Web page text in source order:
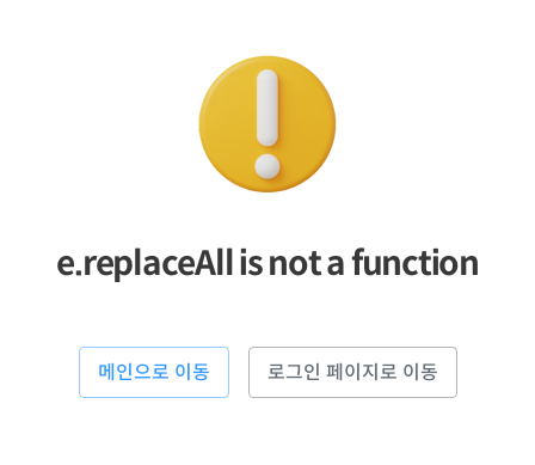
e.replaceAll is not a function
메인으로 이동 로그인 페이지로 이동